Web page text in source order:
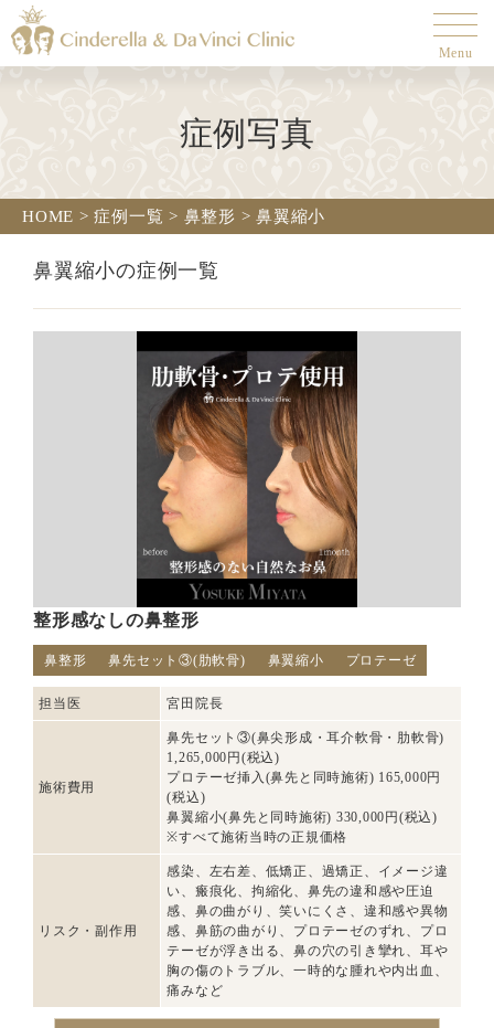
Menu
症例写真
HOME >症例一覧 > 鼻整形 > 鼻翼縮小
鼻翼縮小の症例一覧
整形感なしの鼻整形
鼻整形 鼻先セット③(肋軟骨) 鼻翼縮小 プロテーゼ
担当医 宮田院長
施術費用
鼻先セット③(鼻尖形成・耳介軟骨・肋軟骨)
1,265,000円(税込)
プロテーゼ挿入(鼻先と同時施術) 165,000円
(税込)
鼻翼縮小(鼻先と同時施術) 330,000円(税込)
※すべて施術当時の正規価格
リスク・副作用
感染、左右差、低矯正、過矯正、イメージ違
い、瘢痕化、拘縮化、鼻先の違和感や圧迫
感、鼻の曲がり、笑いにくさ、違和感や異物
感、鼻筋の曲がり、プロテーゼのずれ、プロ
テーゼが浮き出る、鼻の穴の引き攣れ、耳や
胸の傷のトラブル、一時的な腫れや内出血、
痛みなど